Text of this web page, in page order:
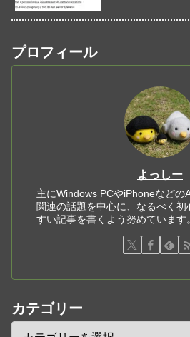
プロフィール
よっしー
主にWindows PCやiPhoneなどの
関連の話題を中心に、なるべく
すい記事を書くよう努めています
カテゴリー